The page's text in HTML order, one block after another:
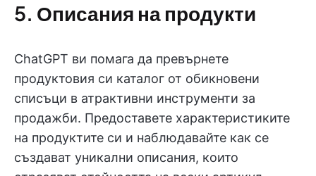
5. Описания на продукти
ChatGPT ви помага да превърнете
продуктовия си каталог от обикновени
списъци в атрактивни инструменти за
продажби. Предоставете характеристиките
на продуктите си и наблюдавайте как се
създават уникални описания, които